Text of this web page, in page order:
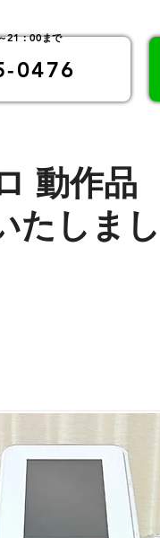
0476
21：00まで
動作品
たしま